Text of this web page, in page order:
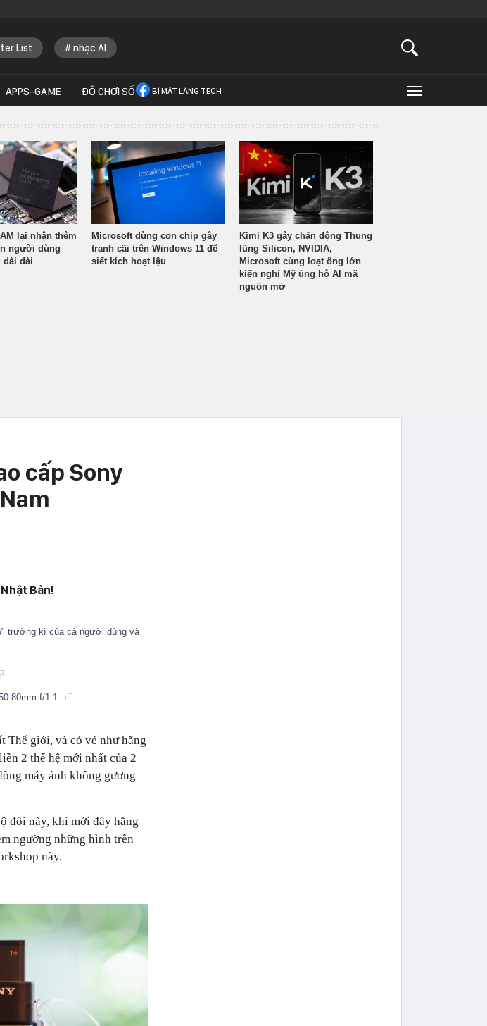
List nhạc AI
APPS-GAME ĐỒ CHƠI SỐ BÍ MẬT LÀNG TECH
lại nhận thêm
người dùng
dài dài
Microsoft dùng con chip gây
tranh cãi trên Windows 11 để
siết kích hoạt lậu
Kimi K3 gây chấn động Thung
lũng Silicon, NVIDIA,
Microsoft cùng loạt ông lớn
kiến nghị Mỹ ủng hộ AI mã
nguồn mở
cấp Sony
Bản!
trường kì của cả người dùng và
80mm f/1.1
Thế giới, và có vẻ như hãng
2 thế hệ mới nhất của 2
máy ảnh không gương
đôi này, khi mới đây hãng
ngưỡng những hình trên
này.